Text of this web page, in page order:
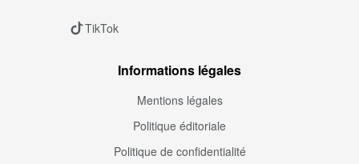
TikTok
Informations légales
Mentions légales
Politique éditoriale
Politique de confidentialité